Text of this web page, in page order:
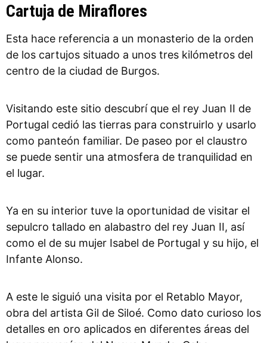
Cartuja de Miraflores
Esta hace referencia a un monasterio de la orden
de los cartujos situado a unos tres kilómetros del
centro de la ciudad de Burgos.
Visitando este sitio descubrí que el rey Juan II de
Portugal cedió las tierras para construirlo y usarlo
como panteón familiar. De paseo por el claustro
se puede sentir una atmosfera de tranquilidad en
el lugar.
Ya en su interior tuve la oportunidad de visitar el
sepulcro tallado en alabastro del rey Juan II, así
como el de su mujer Isabel de Portugal y su hijo, el
Infante Alonso.
A este le siguió una visita por el Retablo Mayor,
obra del artista Gil de Siloé. Como dato curioso los
detalles en oro aplicados en diferentes áreas del